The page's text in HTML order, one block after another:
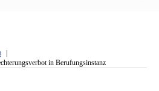
in Berufungsinstanz